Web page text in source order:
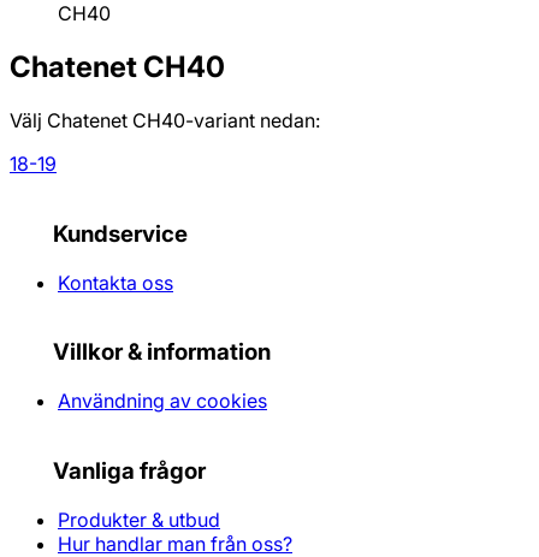
CH40
Chatenet CH40
Välj Chatenet CH40-variant nedan:
18-19
Kundservice
Kontakta oss
Villkor & information
Användning av cookies
Vanliga frågor
Produkter & utbud
Hur handlar man från oss?